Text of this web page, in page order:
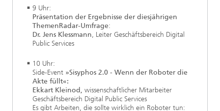
9 Uhr:
Präsentation der Ergebnisse der diesjährigen
ThemenRadar-Umfrage:
Dr. Jens Klessmann, Leiter Geschäftsbereich Digital
Public Services
10 Uhr:
Side-Event »Sisyphos 2.0 - Wenn der Roboter die
Akte füllt«:
Ekkart Kleinod, wissenschaftlicher Mitarbeiter
Geschäftsbereich Digital Public Services
Es gibt Arbeiten, die sollte wirklich ein Roboter tun: